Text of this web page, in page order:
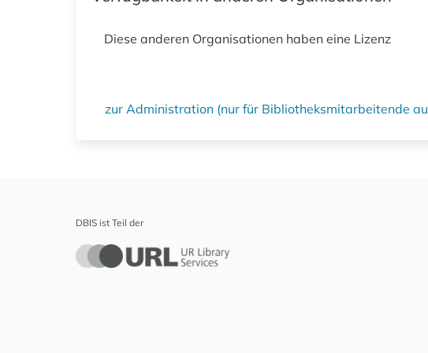
Diese anderen Organisationen haben eine Lizenz
zur Administration (nur für Bibliotheksmitarbeitende
DBIS ist Teil der